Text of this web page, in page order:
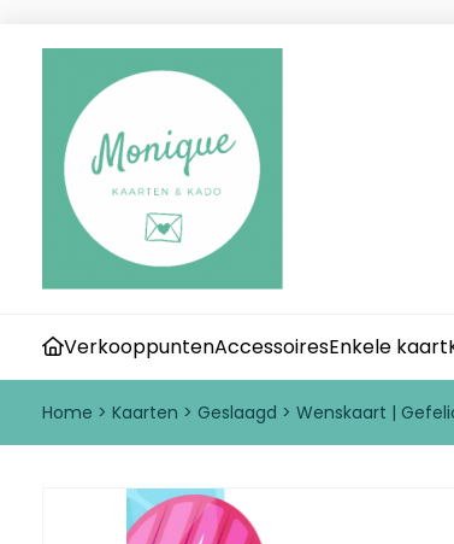
VerkooppuntenAccessoiresEnkele kaart
Home > Kaarten > Geslaagd > Wenskaart |